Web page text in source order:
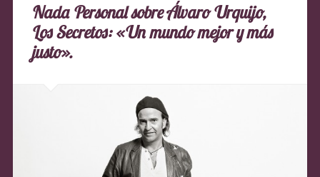
Nada Personal sobre Álvaro Urquijo,
Los Secretos: «Un mundo mejor y más
justo».